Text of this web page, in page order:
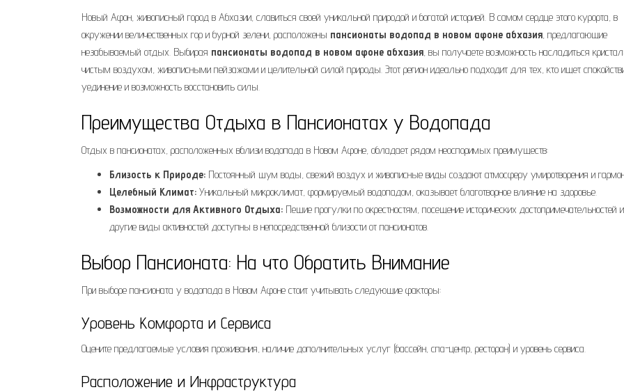
Новый Афон, живописный город в Абхазии, славиться своей уникальной природой и богатой историей. В самом сердце этого курорта, в
окружении величественных гор и бурной зелени, расположены пансионаты водопад в новом афоне абхазия, предлагающие
незабываемый отдых. Выбирая пансионаты водопад в новом афоне абхазия, вы получаете возможность насладиться
чистым воздухом, живописными пейзажами и целительной силой природы. Этот регион идеально подходит для тех, кто ищет
уединение и возможность восстановить силы.
Преимущества Отдыха в Пансионатах у Водопада
Отдых в пансионатах, расположенных вблизи водопада в Новом Афоне, обладает рядом неоспоримых преимуществ:
Близость к Природе: Постоянный шум воды, свежий воздух и живописные виды создают атмосферу умиротворения и
Целебный Климат: Уникальный микроклимат, формируемый водопадом, оказывает благотворное влияние на здоровье.
Возможности для Активного Отдыха: Пешие прогулки по окрестностям, посещение исторических достопримечательностей и
другие виды активностей доступны в непосредственной близости от пансионатов.
Выбор Пансионата: На что Обратить Внимание
При выборе пансионата у водопада в Новом Афоне стоит учитывать следующие факторы:
Уровень Комфорта и Сервиса
Оцените предлагаемые условия проживания, наличие дополнительных услуг (бассейн, спа-центр, ресторан) и уровень сервиса.
Расположение и Инфраструктура